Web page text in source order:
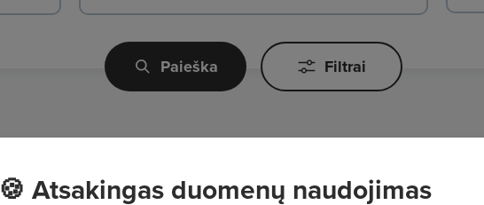
Paieška Filtrai
🍪 Atsakingas duomenų naudojimas